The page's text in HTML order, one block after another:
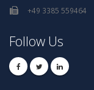
Follow Us